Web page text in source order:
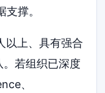
撑。
以上、具有强合
若组织已深度
、